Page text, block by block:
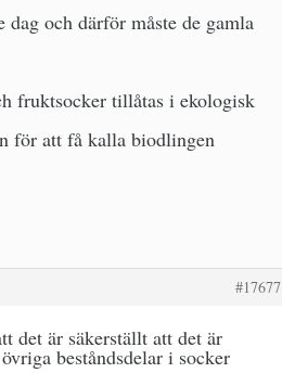
dag och därför måste de gamla
fruktsocker tillåtas i ekologisk
för att få kalla biodlingen
#17677
det är säkerställt att det är
beståndsdelar i socker